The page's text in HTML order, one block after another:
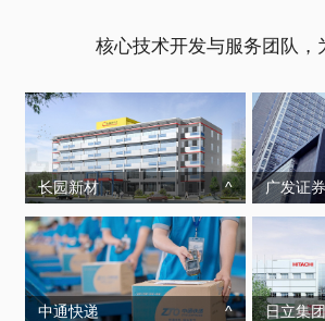
核心技术开发与服务团队，
长园新材 ^ 广发证券
中通快递 ^ 日立集团